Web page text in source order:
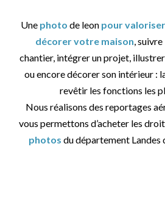
Une photo de leon pour
décorer votre maison, suivre
chantier, intégrer un projet,
ou encore décorer son intérieur :
revêtir les fonctions les
Nous réalisons des reportages
vous permettons d’acheter les
photos du département Landes